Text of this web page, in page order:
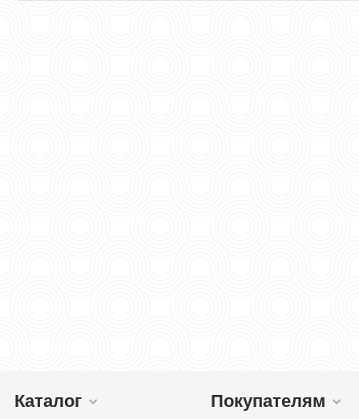
Каталог Покупателям